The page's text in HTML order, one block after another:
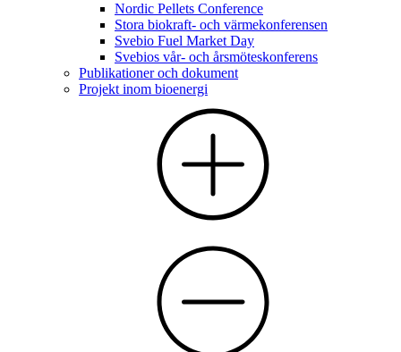
Nordic Pellets Conference
Stora biokraft- och värmekonferensen
Svebio Fuel Market Day
Svebios vår- och årsmöteskonferens
Publikationer och dokument
Projekt inom bioenergi